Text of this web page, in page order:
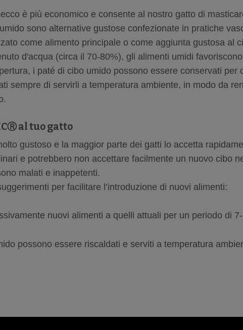
è più economico e consente al nostro gatto di
sono alternative gustose confezionate in pratiche
come alimento principale o come aggiunta gustosa al
d'acqua (circa il 70-80%), gli alimenti umidi
i paté di cibo umido possono essere conservati per
sempre di servirli a temperatura ambiente, in modo da
al tuo gatto
gustoso e la maggior parte dei gatti lo accetta
e potrebbero non accettare facilmente un nuovo cibo
malati e inappetenti.
per facilitare l’introduzione di nuovi alimenti:
nuovi alimenti a quelli attuali per un periodo di
possono essere riscaldati e serviti a temperatura